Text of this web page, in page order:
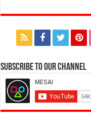
Subscribe to our Channel